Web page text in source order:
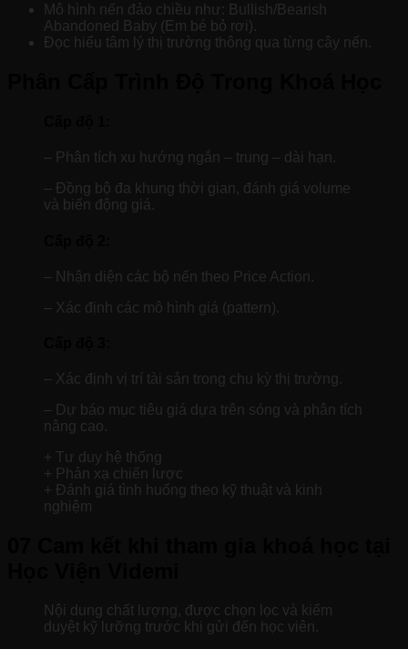
Mô hình nến đảo chiều như: Bullish/Bearish
Abandoned Baby (Em bé bỏ rơi).
Đọc hiểu tâm lý thị trường thông qua từng cây nến.
– Phân tích xu hướng ngắn – trung – dài hạn.
– Đồng bộ đa khung thời gian, đánh giá volume
và biến động giá.
– Nhận diện các bộ nến theo Price Action.
– Xác định các mô hình giá (pattern).
– Xác định vị trí tài sản trong chu kỳ thị trường.
– Dự báo mục tiêu giá dựa trên sóng và phân tích
nâng cao.
+ Tư duy hệ thống
+ Phản xạ chiến lược
+ Đánh giá tình huống theo kỹ thuật và kinh
nghiệm
Nội dung chất lượng, được chọn lọc và kiểm
duyệt kỹ lưỡng trước khi gửi đến học viên.